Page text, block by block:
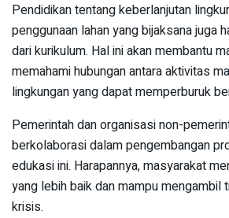
Pendidikan tentang keberlanjutan
penggunaan lahan yang bijaksana juga
dari kurikulum. Hal ini akan membantu
memahami hubungan antara aktivitas
lingkungan yang dapat memperburuk
Pemerintah dan organisasi non-
berkolaborasi dalam pengembangan
edukasi ini. Harapannya, masyarakat
yang lebih baik dan mampu mengambil
krisis.